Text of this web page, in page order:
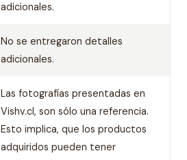
adicionales.
No se entregaron detalles
adicionales.
Las fotografías presentadas en
Vishv.cl, son sólo una referencia.
Esto implica, que los productos
adquiridos pueden tener